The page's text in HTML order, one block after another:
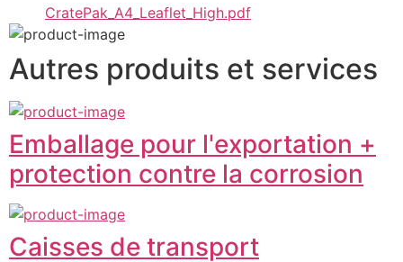
CratePak_A4_Leaflet_High.pdf
Autres produits et services
Emballage pour l'exportation +
protection contre la corrosion
Caisses de transport